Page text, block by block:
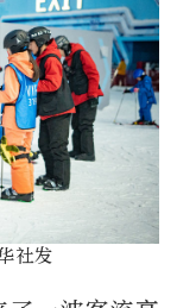
社发